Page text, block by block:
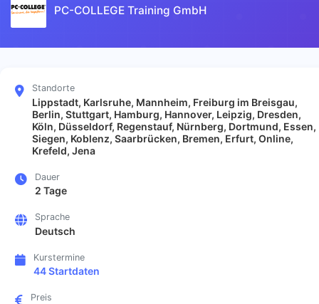
PC-COLLEGE Training GmbH
Standorte
Lippstadt, Karlsruhe, Mannheim, Freiburg im Breisgau,
Berlin, Stuttgart, Hamburg, Hannover, Leipzig, Dresden,
Köln, Düsseldorf, Regenstauf, Nürnberg, Dortmund, Essen,
Siegen, Koblenz, Saarbrücken, Bremen, Erfurt, Online,
Krefeld, Jena
Dauer
2 Tage
Sprache
Deutsch
Kurstermine
44 Startdaten
Preis